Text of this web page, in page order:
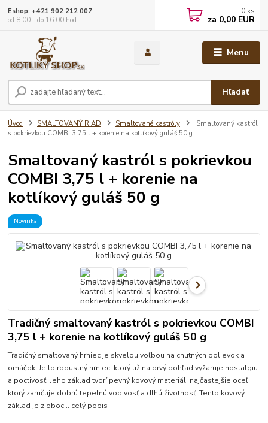
Menu
Hľadať
Eshop: +421 902 212 007
od 8:00 - do 16:00 hod
0 ks
za 0,00 EUR
Úvod SMALTOVANÝ RIAD Smaltované kastróly
Smaltovaný kastról
s pokrievkou COMBI 3,75 l + korenie na kotlíkový guláš 50 g
Smaltovaný kastról s pokrievkou
COMBI 3,75 l + korenie na
kotlíkový guláš 50 g
Novinka
Tradičný smaltovaný kastról s pokrievkou COMBI
3,75 l + korenie na kotlíkový guláš 50 g
Tradičný smaltovaný hrniec je skvelou voľbou na chutných polievok a
omáčok. Je to robustný hrniec, ktorý už na prvý pohľad vyžaruje nostalgiu
a poctivosť. Jeho základ tvorí pevný kovový materiál, najčastejšie oceľ,
ktorý zaručuje dobrú tepelnú vodivosť a dlhú životnosť. Tento kovový
základ je z oboc... celý popis